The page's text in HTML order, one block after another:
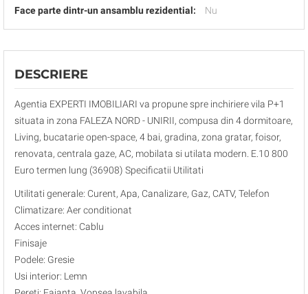
Face parte dintr-un ansamblu rezidential:
Nu
DESCRIERE
Agentia EXPERTI IMOBILIARI va propune spre inchiriere vila P+1
situata in zona FALEZA NORD - UNIRII, compusa din 4 dormitoare,
Living, bucatarie open-space, 4 bai, gradina, zona gratar, foisor,
renovata, centrala gaze, AC, mobilata si utilata modern. E.10 800
Euro termen lung (36908) Specificatii Utilitati
Utilitati generale: Curent, Apa, Canalizare, Gaz, CATV, Telefon
Climatizare: Aer conditionat
Acces internet: Cablu
Finisaje
Podele: Gresie
Usi interior: Lemn